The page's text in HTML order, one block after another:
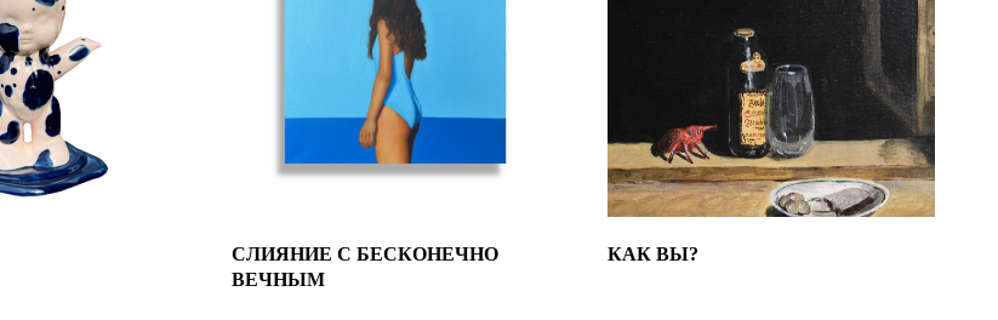
СЛИЯНИЕ С БЕСКОНЕЧНО
ВЕЧНЫМ
КАК ВЫ?